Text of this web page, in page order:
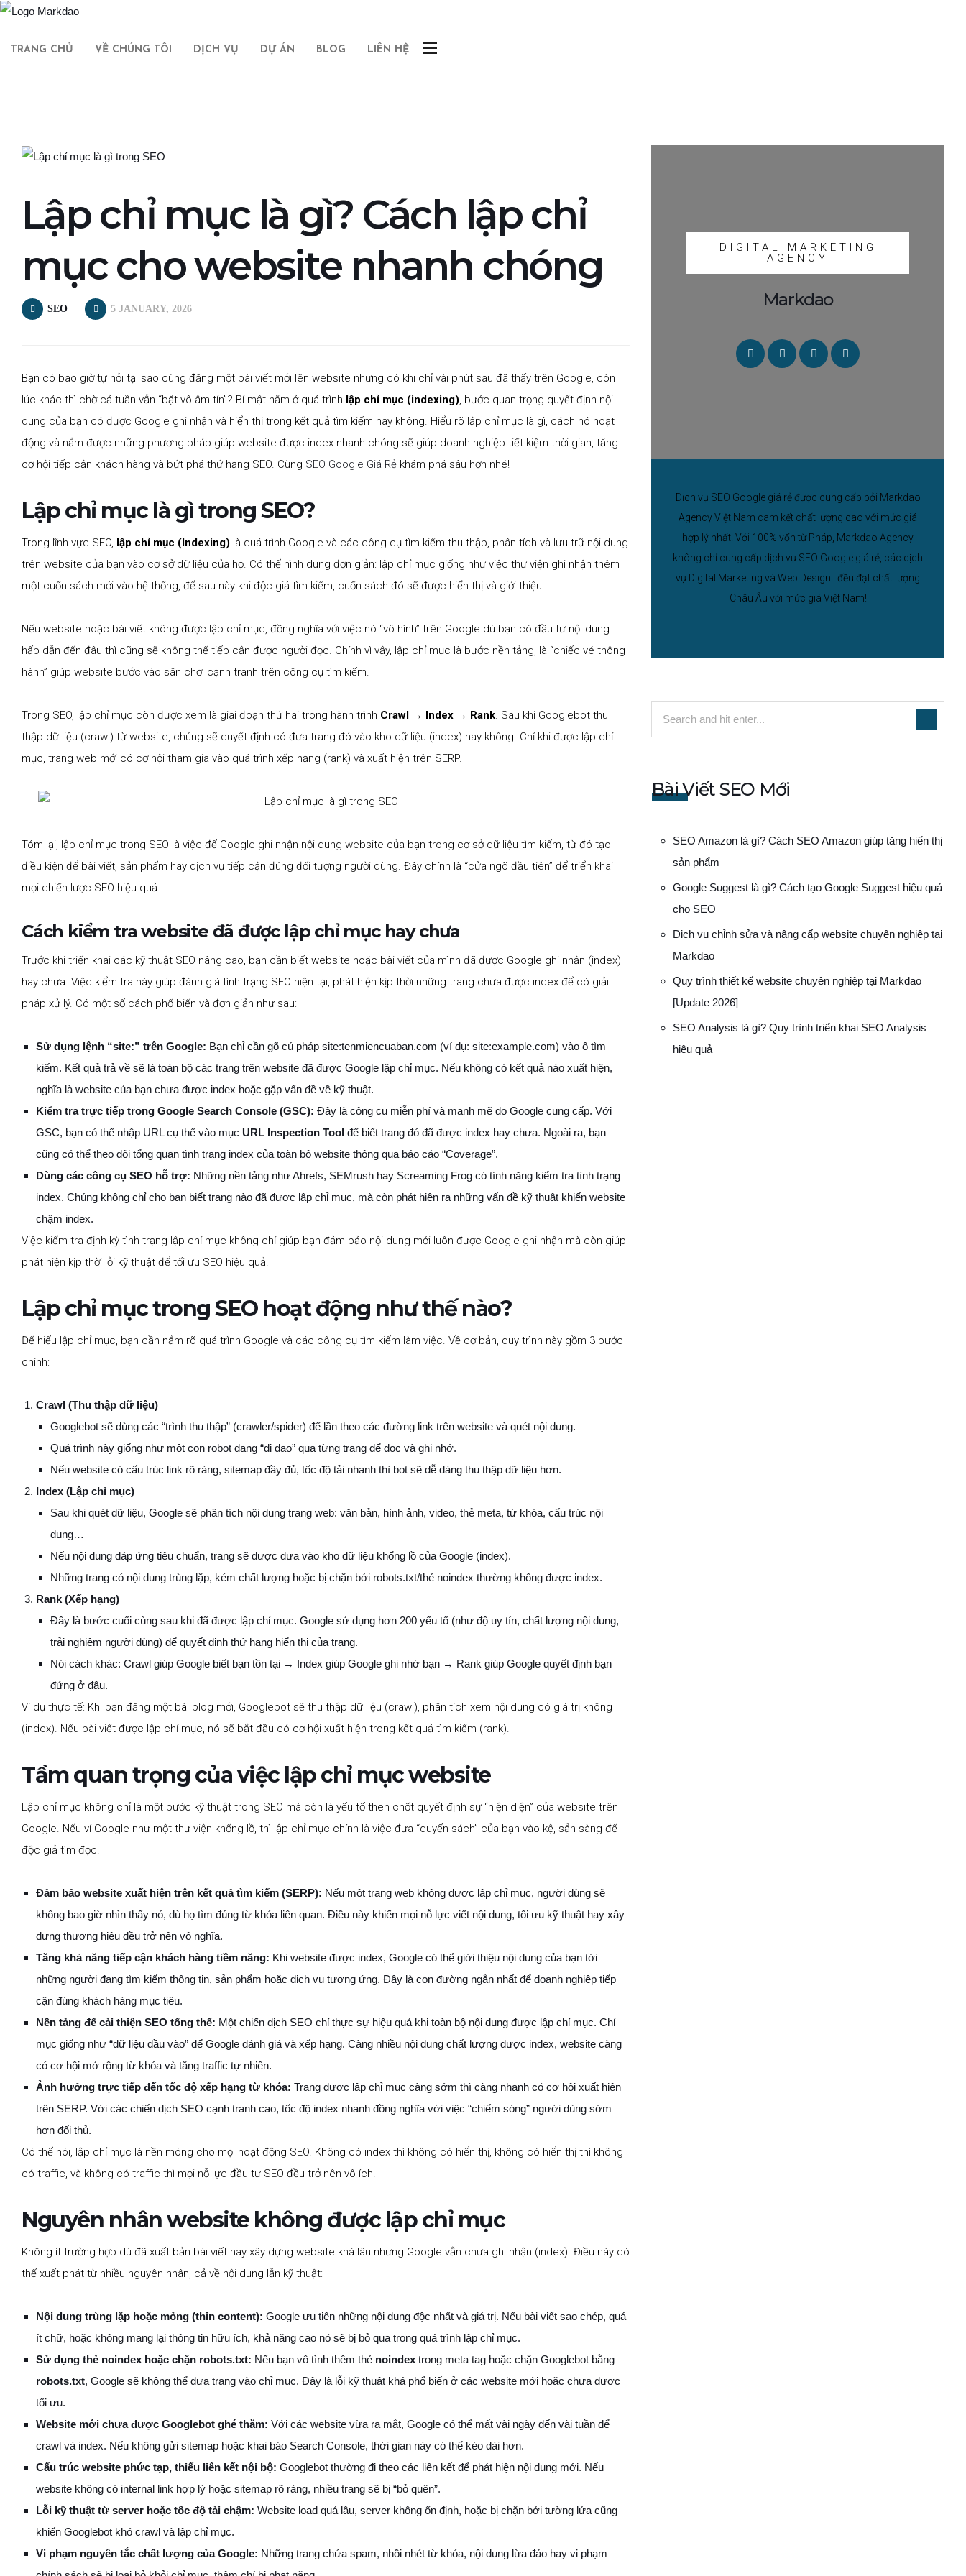
TRANG CHỦ VỀ CHÚNG TÔI DỊCH VỤ DỰ ÁN BLOG LIÊN HỆ
Lập chỉ mục là gì? Cách lập chỉ
mục cho website nhanh chóng
SEO 5 JANUARY, 2026
Bạn có bao giờ tự hỏi tại sao cùng đăng một bài viết mới lên website nhưng có khi chỉ vài phút sau đã thấy trên Google, còn
lúc khác thì chờ cả tuần vẫn “bặt vô âm tín”? Bí mật nằm ở quá trình lập chỉ mục (indexing), bước quan trọng quyết định nội
dung của bạn có được Google ghi nhận và hiển thị trong kết quả tìm kiếm hay không. Hiểu rõ lập chỉ mục là gì, cách nó hoạt
động và nắm được những phương pháp giúp website được index nhanh chóng sẽ giúp doanh nghiệp tiết kiệm thời gian, tăng
cơ hội tiếp cận khách hàng và bứt phá thứ hạng SEO. Cùng SEO Google Giá Rẻ khám phá sâu hơn nhé!
Lập chỉ mục là gì trong SEO?
Trong lĩnh vực SEO, lập chỉ mục (Indexing) là quá trình Google và các công cụ tìm kiếm thu thập, phân tích và lưu trữ nội dung
trên website của bạn vào cơ sở dữ liệu của họ. Có thể hình dung đơn giản: lập chỉ mục giống như việc thư viện ghi nhận thêm
một cuốn sách mới vào hệ thống, để sau này khi độc giả tìm kiếm, cuốn sách đó sẽ được hiển thị và giới thiệu.
Nếu website hoặc bài viết không được lập chỉ mục, đồng nghĩa với việc nó “vô hình” trên Google dù bạn có đầu tư nội dung
hấp dẫn đến đâu thì cũng sẽ không thể tiếp cận được người đọc. Chính vì vậy, lập chỉ mục là bước nền tảng, là “chiếc vé thông
hành” giúp website bước vào sân chơi cạnh tranh trên công cụ tìm kiếm.
Trong SEO, lập chỉ mục còn được xem là giai đoạn thứ hai trong hành trình Crawl → Index → Rank. Sau khi Googlebot thu
thập dữ liệu (crawl) từ website, chúng sẽ quyết định có đưa trang đó vào kho dữ liệu (index) hay không. Chỉ khi được lập chỉ
mục, trang web mới có cơ hội tham gia vào quá trình xếp hạng (rank) và xuất hiện trên SERP.
Tóm lại, lập chỉ mục trong SEO là việc để Google ghi nhận nội dung website của bạn trong cơ sở dữ liệu tìm kiếm, từ đó tạo
điều kiện để bài viết, sản phẩm hay dịch vụ tiếp cận đúng đối tượng người dùng. Đây chính là “cửa ngõ đầu tiên” để triển khai
mọi chiến lược SEO hiệu quả.
Cách kiểm tra website đã được lập chỉ mục hay chưa
Trước khi triển khai các kỹ thuật SEO nâng cao, bạn cần biết website hoặc bài viết của mình đã được Google ghi nhận (index)
hay chưa. Việc kiểm tra này giúp đánh giá tình trạng SEO hiện tại, phát hiện kịp thời những trang chưa được index để có giải
pháp xử lý. Có một số cách phổ biến và đơn giản như sau:
Sử dụng lệnh “site:” trên Google: Bạn chỉ cần gõ cú pháp site:tenmiencuaban.com (ví dụ: site:example.com) vào ô tìm
kiếm. Kết quả trả về sẽ là toàn bộ các trang trên website đã được Google lập chỉ mục. Nếu không có kết quả nào xuất hiện,
nghĩa là website của bạn chưa được index hoặc gặp vấn đề về kỹ thuật.
Kiểm tra trực tiếp trong Google Search Console (GSC): Đây là công cụ miễn phí và mạnh mẽ do Google cung cấp. Với
GSC, bạn có thể nhập URL cụ thể vào mục URL Inspection Tool để biết trang đó đã được index hay chưa. Ngoài ra, bạn
cũng có thể theo dõi tổng quan tình trạng index của toàn bộ website thông qua báo cáo “Coverage”.
Dùng các công cụ SEO hỗ trợ: Những nền tảng như Ahrefs, SEMrush hay Screaming Frog có tính năng kiểm tra tình trạng
index. Chúng không chỉ cho bạn biết trang nào đã được lập chỉ mục, mà còn phát hiện ra những vấn đề kỹ thuật khiến website
chậm index.
Việc kiểm tra định kỳ tình trạng lập chỉ mục không chỉ giúp bạn đảm bảo nội dung mới luôn được Google ghi nhận mà còn giúp
phát hiện kịp thời lỗi kỹ thuật để tối ưu SEO hiệu quả.
Lập chỉ mục trong SEO hoạt động như thế nào?
Để hiểu lập chỉ mục, bạn cần nắm rõ quá trình Google và các công cụ tìm kiếm làm việc. Về cơ bản, quy trình này gồm 3 bước
chính:
Crawl (Thu thập dữ liệu)
Googlebot sẽ dùng các “trình thu thập” (crawler/spider) để lần theo các đường link trên website và quét nội dung.
Quá trình này giống như một con robot đang “đi dạo” qua từng trang để đọc và ghi nhớ.
Nếu website có cấu trúc link rõ ràng, sitemap đầy đủ, tốc độ tải nhanh thì bot sẽ dễ dàng thu thập dữ liệu hơn.
Index (Lập chỉ mục)
Sau khi quét dữ liệu, Google sẽ phân tích nội dung trang web: văn bản, hình ảnh, video, thẻ meta, từ khóa, cấu trúc nội
dung…
Nếu nội dung đáp ứng tiêu chuẩn, trang sẽ được đưa vào kho dữ liệu khổng lồ của Google (index).
Những trang có nội dung trùng lặp, kém chất lượng hoặc bị chặn bởi robots.txt/thẻ noindex thường không được index.
Rank (Xếp hạng)
Đây là bước cuối cùng sau khi đã được lập chỉ mục. Google sử dụng hơn 200 yếu tố (như độ uy tín, chất lượng nội dung,
trải nghiệm người dùng) để quyết định thứ hạng hiển thị của trang.
Nói cách khác: Crawl giúp Google biết bạn tồn tại → Index giúp Google ghi nhớ bạn → Rank giúp Google quyết định bạn
đứng ở đâu.
Ví dụ thực tế: Khi bạn đăng một bài blog mới, Googlebot sẽ thu thập dữ liệu (crawl), phân tích xem nội dung có giá trị không
(index). Nếu bài viết được lập chỉ mục, nó sẽ bắt đầu có cơ hội xuất hiện trong kết quả tìm kiếm (rank).
Tầm quan trọng của việc lập chỉ mục website
Lập chỉ mục không chỉ là một bước kỹ thuật trong SEO mà còn là yếu tố then chốt quyết định sự “hiện diện” của website trên
Google. Nếu ví Google như một thư viện khổng lồ, thì lập chỉ mục chính là việc đưa “quyển sách” của bạn vào kệ, sẵn sàng để
độc giả tìm đọc.
Đảm bảo website xuất hiện trên kết quả tìm kiếm (SERP): Nếu một trang web không được lập chỉ mục, người dùng sẽ
không bao giờ nhìn thấy nó, dù họ tìm đúng từ khóa liên quan. Điều này khiến mọi nỗ lực viết nội dung, tối ưu kỹ thuật hay xây
dựng thương hiệu đều trở nên vô nghĩa.
Tăng khả năng tiếp cận khách hàng tiềm năng: Khi website được index, Google có thể giới thiệu nội dung của bạn tới
những người đang tìm kiếm thông tin, sản phẩm hoặc dịch vụ tương ứng. Đây là con đường ngắn nhất để doanh nghiệp tiếp
cận đúng khách hàng mục tiêu.
Nền tảng để cải thiện SEO tổng thể: Một chiến dịch SEO chỉ thực sự hiệu quả khi toàn bộ nội dung được lập chỉ mục. Chỉ
mục giống như “dữ liệu đầu vào” để Google đánh giá và xếp hạng. Càng nhiều nội dung chất lượng được index, website càng
có cơ hội mở rộng từ khóa và tăng traffic tự nhiên.
Ảnh hưởng trực tiếp đến tốc độ xếp hạng từ khóa: Trang được lập chỉ mục càng sớm thì càng nhanh có cơ hội xuất hiện
trên SERP. Với các chiến dịch SEO cạnh tranh cao, tốc độ index nhanh đồng nghĩa với việc “chiếm sóng” người dùng sớm
hơn đối thủ.
Có thể nói, lập chỉ mục là nền móng cho mọi hoạt động SEO. Không có index thì không có hiển thị, không có hiển thị thì không
có traffic, và không có traffic thì mọi nỗ lực đầu tư SEO đều trở nên vô ích.
Nguyên nhân website không được lập chỉ mục
Không ít trường hợp dù đã xuất bản bài viết hay xây dựng website khá lâu nhưng Google vẫn chưa ghi nhận (index). Điều này có
thể xuất phát từ nhiều nguyên nhân, cả về nội dung lẫn kỹ thuật:
Nội dung trùng lặp hoặc mỏng (thin content): Google ưu tiên những nội dung độc nhất và giá trị. Nếu bài viết sao chép, quá
ít chữ, hoặc không mang lại thông tin hữu ích, khả năng cao nó sẽ bị bỏ qua trong quá trình lập chỉ mục.
Sử dụng thẻ noindex hoặc chặn robots.txt: Nếu bạn vô tình thêm thẻ noindex trong meta tag hoặc chặn Googlebot bằng
robots.txt, Google sẽ không thể đưa trang vào chỉ mục. Đây là lỗi kỹ thuật khá phổ biến ở các website mới hoặc chưa được
tối ưu.
Website mới chưa được Googlebot ghé thăm: Với các website vừa ra mắt, Google có thể mất vài ngày đến vài tuần để
crawl và index. Nếu không gửi sitemap hoặc khai báo Search Console, thời gian này có thể kéo dài hơn.
Cấu trúc website phức tạp, thiếu liên kết nội bộ: Googlebot thường đi theo các liên kết để phát hiện nội dung mới. Nếu
website không có internal link hợp lý hoặc sitemap rõ ràng, nhiều trang sẽ bị “bỏ quên”.
Lỗi kỹ thuật từ server hoặc tốc độ tải chậm: Website load quá lâu, server không ổn định, hoặc bị chặn bởi tường lửa cũng
khiến Googlebot khó crawl và lập chỉ mục.
Vi phạm nguyên tắc chất lượng của Google: Những trang chứa spam, nhồi nhét từ khóa, nội dung lừa đảo hay vi phạm
DIGITAL MARKETING
AGENCY
Markdao
Dịch vụ SEO Google giá rẻ được cung cấp bởi Markdao
Agency Việt Nam cam kết chất lượng cao với mức giá
hợp lý nhất. Với 100% vốn từ Pháp, Markdao Agency
không chỉ cung cấp dịch vụ SEO Google giá rẻ, các dịch
vụ Digital Marketing và Web Design.. đều đạt chất lượng
Châu Âu với mức giá Việt Nam!
Bài Viết SEO Mới
SEO Amazon là gì? Cách SEO Amazon giúp tăng hiển thị
sản phẩm
Google Suggest là gì? Cách tạo Google Suggest hiệu quả
cho SEO
Dịch vụ chỉnh sửa và nâng cấp website chuyên nghiệp tại
Markdao
Quy trình thiết kế website chuyên nghiệp tại Markdao
[Update 2026]
SEO Analysis là gì? Quy trình triển khai SEO Analysis
hiệu quả